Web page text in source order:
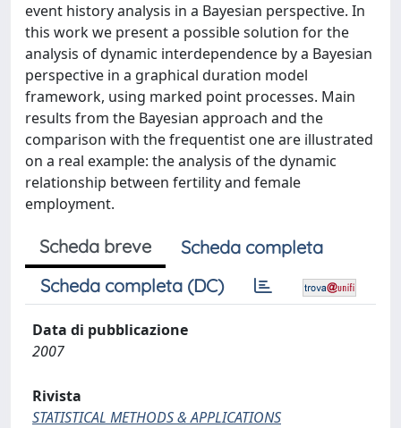
event history analysis in a Bayesian perspective. In
this work we present a possible solution for the
analysis of dynamic interdependence by a Bayesian
perspective in a graphical duration model
framework, using marked point processes. Main
results from the Bayesian approach and the
comparison with the frequentist one are illustrated
on a real example: the analysis of the dynamic
relationship between fertility and female
employment.
Scheda breve
Scheda completa
Scheda completa (DC)
Data di pubblicazione
2007
Rivista
STATISTICAL METHODS & APPLICATIONS